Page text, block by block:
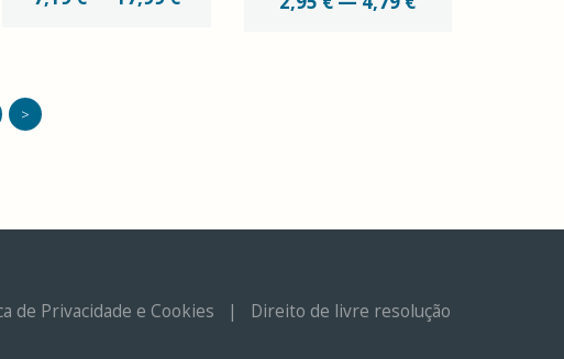
>
de Privacidade e Cookies | Direito de livre resolução